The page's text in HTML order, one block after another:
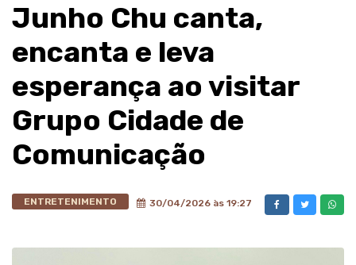
Junho Chu canta,
encanta e leva
esperança ao visitar
Grupo Cidade de
Comunicação
ENTRETENIMENTO 30/04/2026 às 19:27